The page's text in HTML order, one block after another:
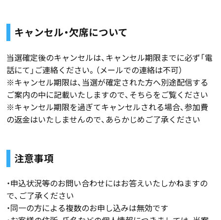
キャンセル・欠席について
当選確定後のキャンセルは、キャンセル期限までに必ず「電
話にて」ご連絡ください。（メールでの連絡は不可）
※キャンセル期限は、当選が確定された方へ別途配信する
ご案内の中に記載いたしますので、そちらをご覧ください
※キャンセル期限を過ぎてキャンセルされる場合、参加費
の返金はいたしませんので、あらかじめご了承ください
注意事項
・申込状況等のお問い合わせにはお答えいたしかねますの
で、ご了承ください
・同一の方による複数のお申し込みは無効です